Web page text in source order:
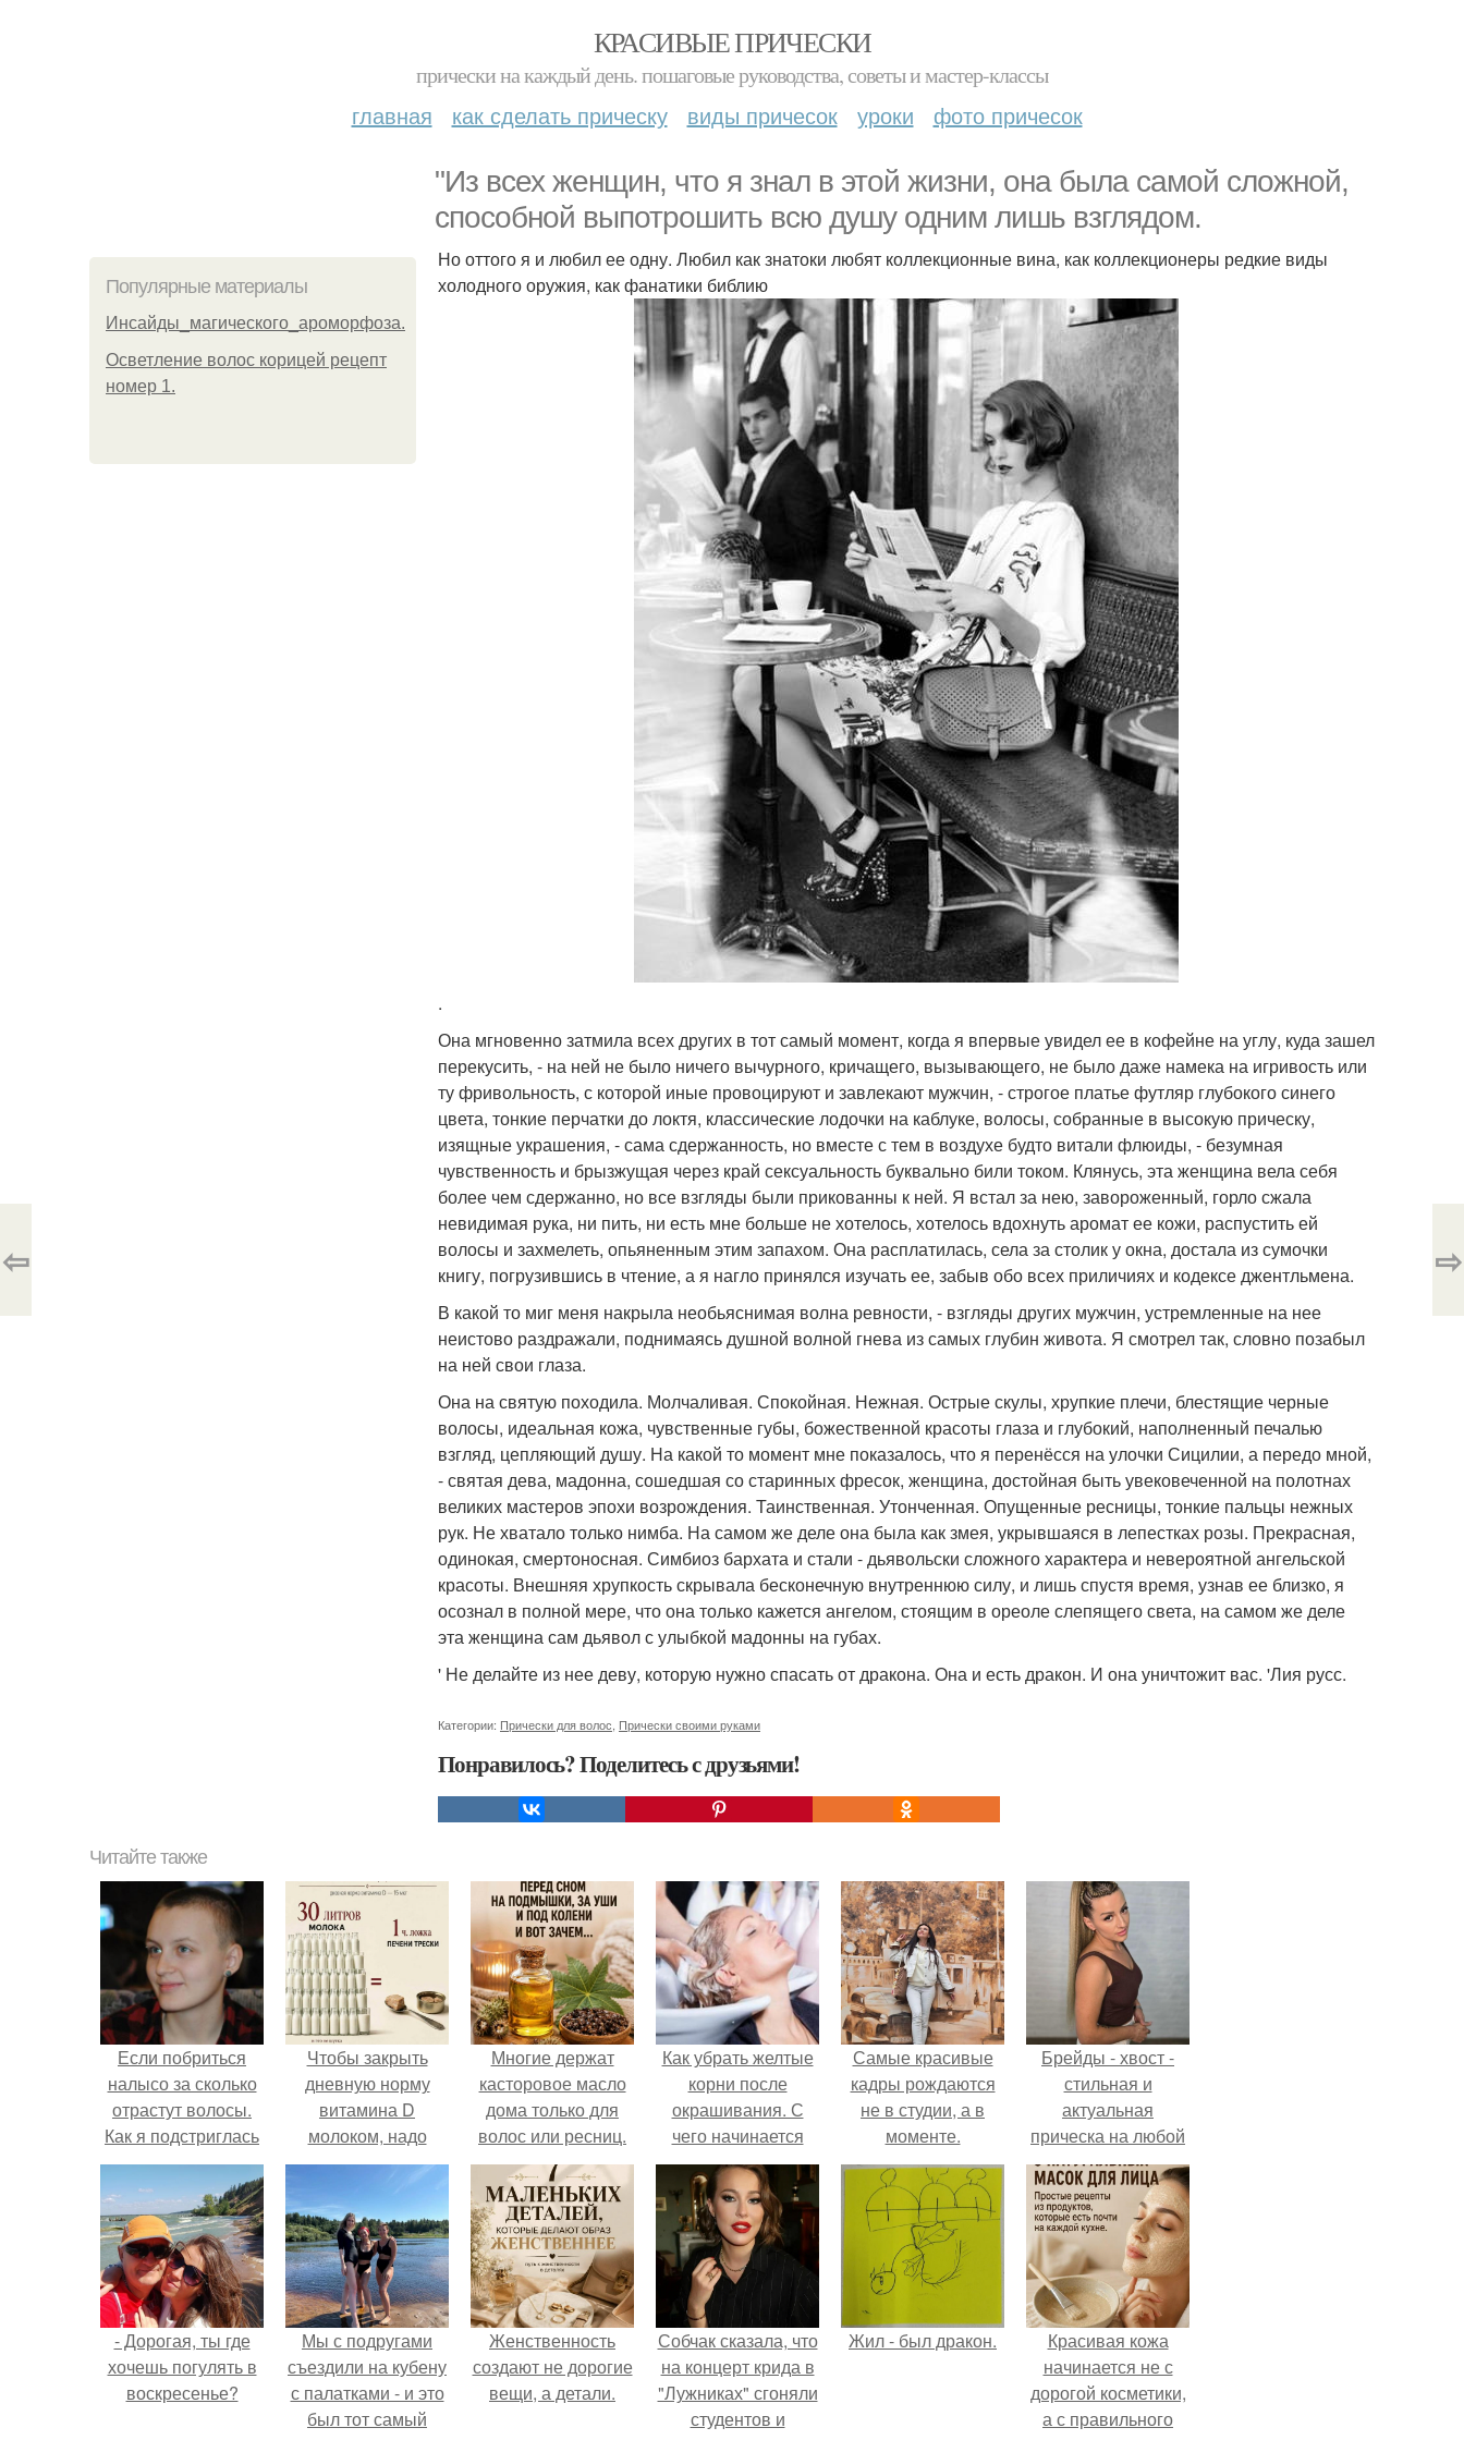
КРАСИВЫЕ ПРИЧЕСКИ
прически на каждый день. пошаговые руководства, советы и мастер-классы
главная как сделать прическу виды причесок уроки фото причесок
"Из всех женщин, что я знал в этой жизни, она была самой сложной,
способной выпотрошить всю душу одним лишь взглядом.
Популярные материалы
Инсайды_магического_ароморфоза.
Осветление волос корицей рецепт
номер 1.
Но оттого я и любил ее одну. Любил как знатоки любят коллекционные вина, как коллекционеры редкие виды
холодного оружия, как фанатики библию
.
Она мгновенно затмила всех других в тот самый момент, когда я впервые увидел ее в кофейне на углу, куда зашел
перекусить, - на ней не было ничего вычурного, кричащего, вызывающего, не было даже намека на игривость или
ту фривольность, с которой иные провоцируют и завлекают мужчин, - строгое платье футляр глубокого синего
цвета, тонкие перчатки до локтя, классические лодочки на каблуке, волосы, собранные в высокую прическу,
изящные украшения, - сама сдержанность, но вместе с тем в воздухе будто витали флюиды, - безумная
чувственность и брызжущая через край сексуальность буквально били током. Клянусь, эта женщина вела себя
более чем сдержанно, но все взгляды были прикованны к ней. Я встал за нею, завороженный, горло сжала
невидимая рука, ни пить, ни есть мне больше не хотелось, хотелось вдохнуть аромат ее кожи, распустить ей
волосы и захмелеть, опьяненным этим запахом. Она расплатилась, села за столик у окна, достала из сумочки
книгу, погрузившись в чтение, а я нагло принялся изучать ее, забыв обо всех приличиях и кодексе джентльмена.
В какой то миг меня накрыла необьяснимая волна ревности, - взгляды других мужчин, устремленные на нее
неистово раздражали, поднимаясь душной волной гнева из самых глубин живота. Я смотрел так, словно позабыл
на ней свои глаза.
Она на святую походила. Молчаливая. Спокойная. Нежная. Острые скулы, хрупкие плечи, блестящие черные
волосы, идеальная кожа, чувственные губы, божественной красоты глаза и глубокий, наполненный печалью
взгляд, цепляющий душу. На какой то момент мне показалось, что я перенёсся на улочки Сицилии, а передо мной,
- святая дева, мадонна, сошедшая со старинных фресок, женщина, достойная быть увековеченной на полотнах
великих мастеров эпохи возрождения. Таинственная. Утонченная. Опущенные ресницы, тонкие пальцы нежных
рук. Не хватало только нимба. На самом же деле она была как змея, укрывшаяся в лепестках розы. Прекрасная,
одинокая, смертоносная. Симбиоз бархата и стали - дьявольски сложного характера и невероятной ангельской
красоты. Внешняя хрупкость скрывала бесконечную внутреннюю силу, и лишь спустя время, узнав ее близко, я
осознал в полной мере, что она только кажется ангелом, стоящим в ореоле слепящего света, на самом же деле
эта женщина сам дьявол с улыбкой мадонны на губах.
' Не делайте из нее деву, которую нужно спасать от дракона. Она и есть дракон. И она уничтожит вас. 'Лия русс.
Категории: Прически для волос Прически своими руками
Понравилось? Поделитесь с друзьями!
⇦ ⇨
Читайте также
Если побриться
налысо за сколько
отрастут волосы.
Как я подстриглась
налысо и как
изменились волосы
после этого
Чтобы закрыть
дневную норму
витамина D
молоком, надо
выпить 30 литров
чайную ложку
печени трески.
Многие держат
касторовое масло
дома только для
волос или ресниц.
Как убрать желтые
корни после
окрашивания. С
чего начинается
желтизна
Самые красивые
кадры рождаются
не в студии, а в
моменте.
Брейды - хвост -
стильная и
актуальная
прическа на любой
случай.
- Дорогая, ты где
хочешь погулять в
воскресенье?
Мы с подругами
съездили на кубену
с палатками - и это
был тот самый
Женственность
создают не дорогие
вещи, а детали.
Собчак сказала, что
на концерт крида в
"Лужниках" сгоняли
студентов и
Жил - был дракон.
Красивая кожа
начинается не с
дорогой косметики,
а с правильного